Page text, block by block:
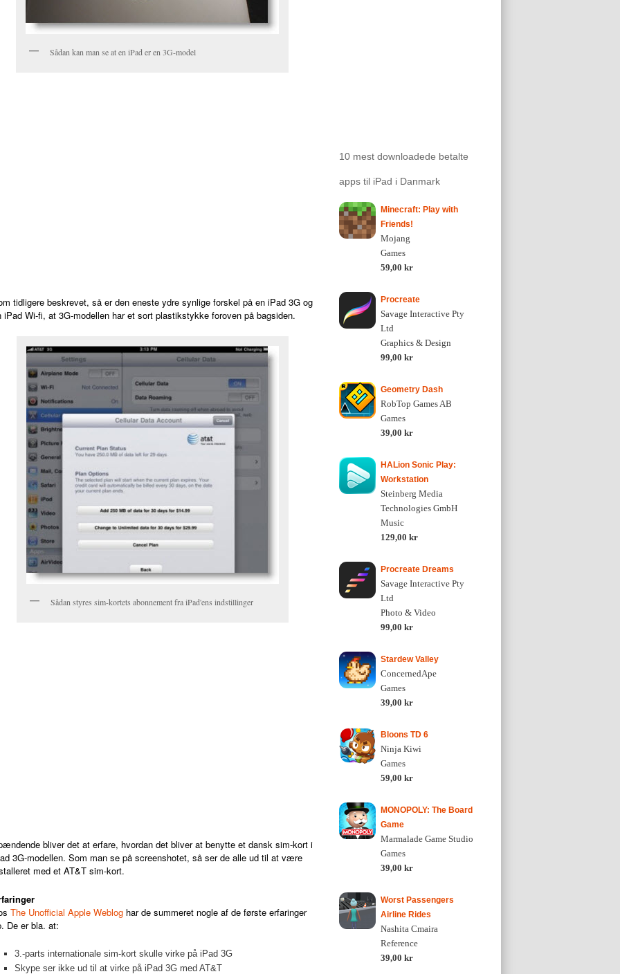
Sådan kan man se at en iPad er en 3G-model
tidligere beskrevet, så er den eneste ydre synlige forskel på en iPad 3G og
iPad Wi-fi, at 3G-modellen har et sort plastikstykke foroven på bagsiden.
Sådan styres sim-kortets abonnement fra iPad'ens indstillinger
bliver det at erfare, hvordan det bliver at benytte et dansk sim-kort i
3G-modellen. Som man se på screenshotet, så ser de alle ud til at være
med et AT&T sim-kort.
The Unofficial Apple Weblog har de summeret nogle af de første erfaringer
De er bla. at:
3.-parts internationale sim-kort skulle virke på iPad 3G
Skype ser ikke ud til at virke på iPad 3G med AT&T
10 mest downloadede betalte
apps til iPad i Danmark
Minecraft: Play with
Friends!
Mojang
Games
59,00 kr
Procreate
Savage Interactive Pty
Ltd
Graphics & Design
99,00 kr
Geometry Dash
RobTop Games AB
Games
39,00 kr
HALion Sonic Play:
Workstation
Steinberg Media
Technologies GmbH
Music
129,00 kr
Procreate Dreams
Savage Interactive Pty
Ltd
Photo & Video
99,00 kr
Stardew Valley
ConcernedApe
Games
39,00 kr
Bloons TD 6
Ninja Kiwi
Games
59,00 kr
MONOPOLY: The Board
Game
Marmalade Game Studio
Games
39,00 kr
Worst Passengers
Airline Rides
Nashita Cmaira
Reference
39,00 kr